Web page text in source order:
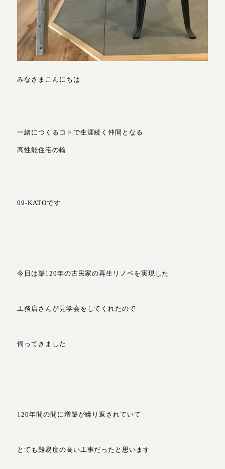
みなさまこんにちは
一緒につくるコトで生涯続く仲間となる
高性能住宅の輪
09-KATOです
今日は築120年の古民家の再生リノベを実現した
工務店さんが見学会をしてくれたので
伺ってきました
120年間の間に増築が繰り返されていて
とても難易度の高い工事だったと思います